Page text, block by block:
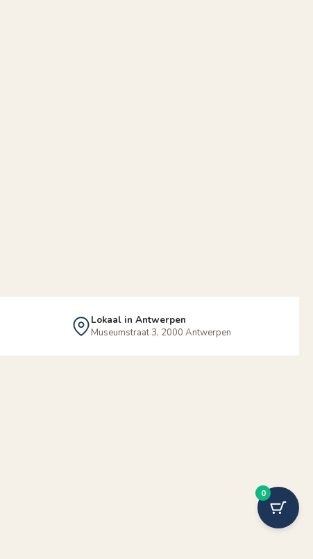
Lokaal in Antwerpen
Museumstraat 3, 2000 Antwerpen
0